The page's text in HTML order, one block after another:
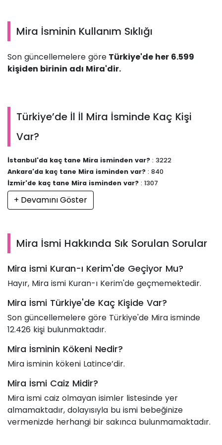
Mira İsminin Kullanım Sıklığı
Son güncellemelere göre Türkiye'de her 6.599
kişiden birinin adı Mira'dir.
Türkiye’de İl İl Mira İsminde Kaç Kişi
Var?
İstanbul'da kaç tane Mira isminden var? : 3222
Ankara'da kaç tane Mira isminden var? : 840
İzmir'de kaç tane Mira isminden var? : 1307
+ Devamını Göster
Mira İsmi Hakkında Sık Sorulan Sorular
Mira ismi Kuran-ı Kerim'de Geçiyor Mu?
Hayır, Mira ismi Kuran-ı Kerim'de geçmemektedir.
Mira İsmi Türkiye'de Kaç Kişide Var?
Son güncellemelere göre Türkiye'de Mira isminde
12.426 kişi bulunmaktadır.
Mira İsminin Kökeni Nedir?
Mira isminin kökeni Latince’dir.
Mira İsmi Caiz Midir?
Mira ismi caiz olmayan isimler listesinde yer
almamaktadır, dolayısıyla bu ismi bebeğinize
vermenizde herhangi bir sakınca bulunmamaktadır.